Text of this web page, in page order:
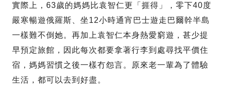
實際上，63歲的媽媽比袁智仁更「捱得」，零下40度
嚴寒暢遊俄羅斯、坐12小時通宵巴士遊走巴爾幹半島
一樣難不倒她。再加上袁智仁本身熱愛窮遊，甚少提
早預定旅館，因此每次都要拿著行李到處尋找平價住
宿，媽媽習慣之後一樣冇怨言。原來老一輩為了體驗
生活，都可以去到好盡。